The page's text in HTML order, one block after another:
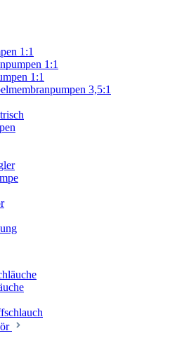
1:1
1:1
1:1
3,5:1